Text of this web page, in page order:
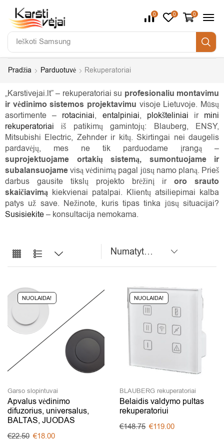
Ieškoti Samsung
0 0 0
Pradžia Parduotuvė Rekuperatoriai
„Karstivejai.lt” – rekuperatoriai su profesionaliu montavimu
ir vėdinimo sistemos projektavimu visoje Lietuvoje. Mūsų
asortimente – rotaciniai, entalpiniai, plokšteliniai ir mini
rekuperatoriai iš patikimų gamintojų: Blauberg, ENSY,
Mitsubishi Electric, Zehnder ir kitų. Skirtingai nei daugelis
pardavėjų, mes ne tik parduodame įrangą –
suprojektuojame ortakių sistemą, sumontuojame ir
subalansuojamevisą vėdinimą pagal jūsų namo planą. Prieš
darbus gausite tikslų projekto brėžinį ir oro srauto
skaičiavimą kiekvienai patalpai. Klientų atsiliepimai kalba
patys už save. Nežinote, kuris tipas tinka jūsų situacijai?
Susisiekite– konsultacija nemokama.
NUOLAIDA!
Garso slopintuvai
Apvalus vėdinimo
difuzorius, universalus,
BALTAS, JUODAS
€22.50 €18.00
NUOLAIDA!
BLAUBERG rekuperatoriai
Belaidis valdymo pultas
rekuperatoriui
€148.75 €119.00